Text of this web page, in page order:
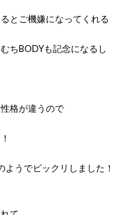
とご機嫌になってくれる
ちBODYも記念になるし
格が違うので
うでビックリしました！